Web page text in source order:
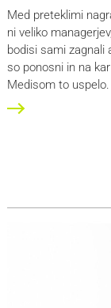
Med preteklimi
ni veliko
bodisi sami zagnali
so ponosni in na
Medisom to uspelo.